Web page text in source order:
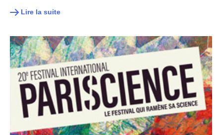
Lire la suite